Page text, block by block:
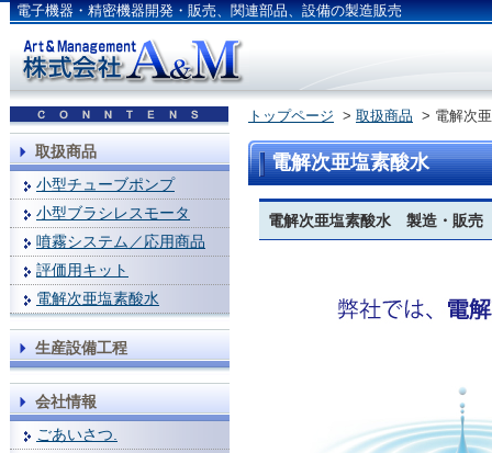
電子機器・精密機器開発・販売、関連部品、設備の製造販売
取扱商品
小型チューブポンプ
小型ブラシレスモータ
噴霧システム／応用商品
評価用キット
電解次亜塩素酸水
生産設備工程
会社情報
ごあいさつ.
トップページ > 取扱商品 > 電解次
電解次亜塩素酸水
電解次亜塩素酸水 製造・販売